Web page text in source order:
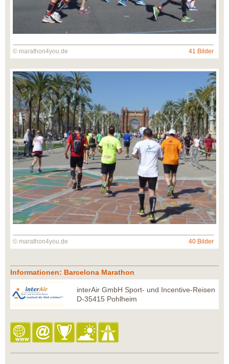
© marathon4you.de 41 Bilder
© marathon4you.de 40 Bilder
Informationen: Barcelona Marathon
interAir GmbH Sport- und Incentive-Reisen
D-35415 Pohlheim